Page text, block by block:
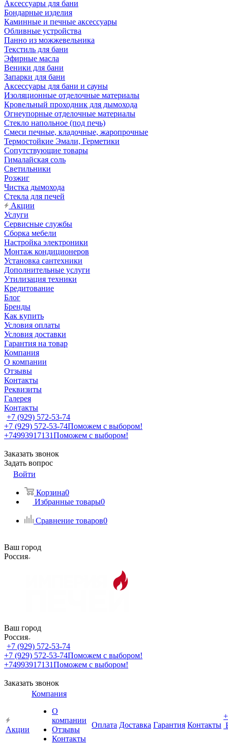
Аксессуары для бани
Бондарные изделия
Каминные и печные аксессуары
Обливные устройства
Панно из можжевельника
Текстиль для бани
Эфирные масла
Веники для бани
Запарки для бани
Аксессуары для бани и сауны
Изоляционные отделочные материалы
Кровельный проходник для дымохода
Огнеупорные отделочные материалы
Стекло напольное (под печь)
Смеси печные, кладочные, жаропрочные
Термостойкие Эмали, Герметики
Сопутствующие товары
Гималайская соль
Светильники
Розжиг
Чистка дымохода
Стекла для печей
Акции
Услуги
Сервисные службы
Сборка мебели
Настройка электроники
Монтаж кондиционеров
Установка сантехники
Дополнительные услуги
Утилизация техники
Кредитование
Блог
Бренды
Как купить
Условия оплаты
Условия доставки
Гарантия на товар
Компания
О компании
Отзывы
Контакты
Реквизиты
Галерея
Контакты
+7 (929) 572-53-74
+7 (929) 572-53-74Поможем с выбором!
+74993917131Поможем с выбором!
Заказать звонок
Задать вопрос
Войти
Корзина0
Избранные товары0
Сравнение товаров0
Ваш город
Россия
Ваш город
Россия
+7 (929) 572-53-74
+7 (929) 572-53-74Поможем с выбором!
+74993917131Поможем с выбором!
Заказать звонок
Акции
Компания
О
компании
Отзывы
Контакты
Оплата Доставка Гарантия Контакты
+